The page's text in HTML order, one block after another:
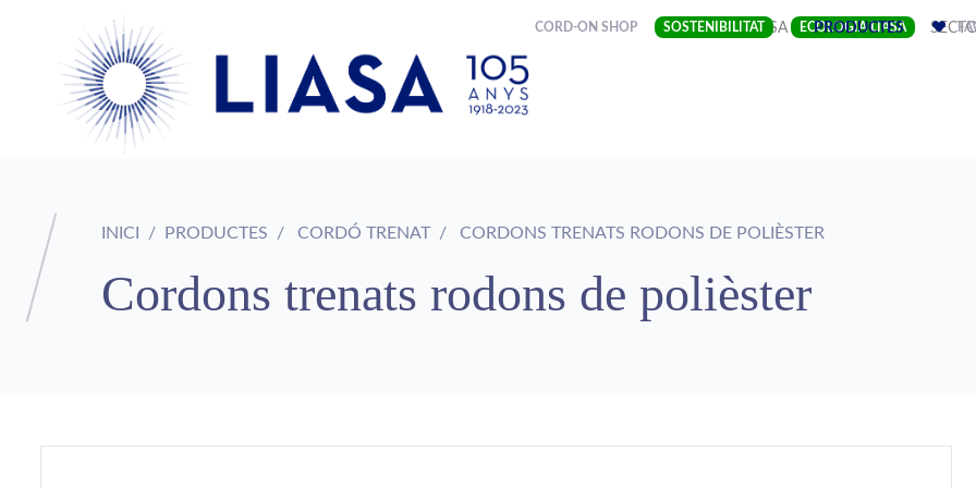
CORD-ON SHOP SOSTENIBILITAT ECOLOGIA LIASA
EMPRESA(CURRENT)
PRODUCTES
INICI PRODUCTES CORDÓ TRENAT CORDONS TRENATS RODONS DE POLIÈSTER
Cordons trenats rodons de polièster